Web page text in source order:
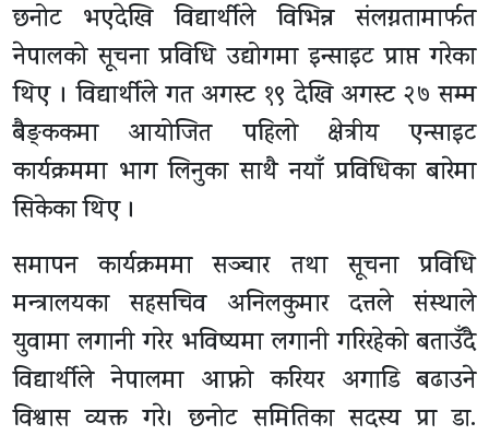
छनोट भएदेखि विद्यार्थीले विभिन्न संलग्नतामार्फत
नेपालको सूचना प्रविधि उद्योगमा इन्साइट प्राप्त गरेका
थिए । विद्यार्थीले गत अगस्ट १९ देखि अगस्ट २७ सम्म
बैङ्ककमा आयोजित पहिलो क्षेत्रीय एन्साइट
कार्यक्रममा भाग लिनुका साथै नयाँ प्रविधिका बारेमा
सिकेका थिए ।
समापन कार्यक्रममा सञ्चार तथा सूचना प्रविधि
मन्त्रालयका सहसचिव अनिलकुमार दत्तले संस्थाले
युवामा लगानी गरेर भविष्यमा लगानी गरिरहेको बताउँदै
विद्यार्थीले नेपालमा आफ्नो करियर अगाडि बढाउने
विश्वास व्यक्त गरे। छनोट समितिका सदस्य प्रा डा.